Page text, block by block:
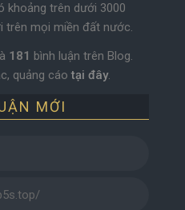
khoảng trên dưới 3000
trên mọi miền đất nước.
181 bình luận trên Blog.
quảng cáotại đây.
MỚI